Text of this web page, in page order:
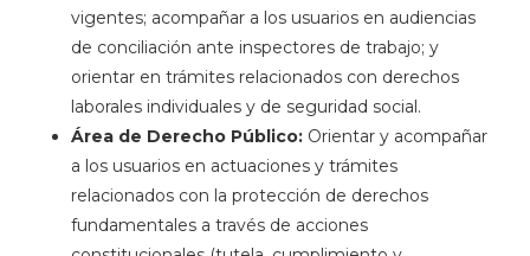
vigentes; acompañar a los usuarios en audiencias
de conciliación ante inspectores de trabajo; y
orientar en trámites relacionados con derechos
laborales individuales y de seguridad social.
Área de Derecho Público: Orientar y acompañar
a los usuarios en actuaciones y trámites
relacionados con la protección de derechos
fundamentales a través de acciones